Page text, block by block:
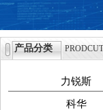
产品分类
力锐斯
科华